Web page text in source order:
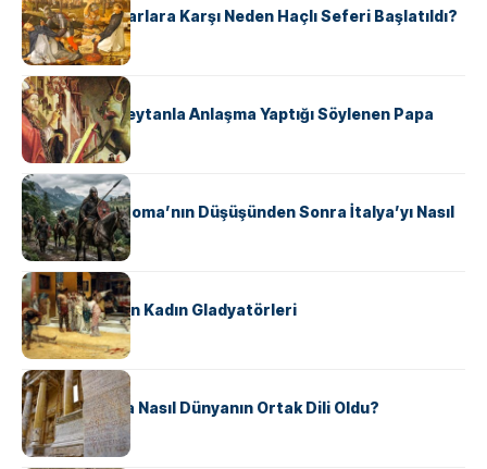
Avrupalı ​​Katharlara Karşı Neden Haçlı Seferi Başlatıldı?
KÜLTÜR
II. Silvester: Şeytanla Anlaşma Yaptığı Söylenen Papa
KÜLTÜR
Ostrogotlar Roma’nın Düşüşünden Sonra İtalya’yı Nasıl
Ele Geçirdi?
KÜLTÜR
Antik Roma’nın Kadın Gladyatörleri
KÜLTÜR
Antik Yunanca Nasıl Dünyanın Ortak Dili Oldu?